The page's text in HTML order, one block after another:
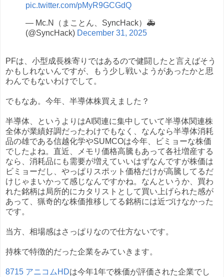
pic.twitter.com/pMyR9GCGdQ
— Mc.N（まことん、SyncHack）🚑
(@SyncHack) December 31, 2025
PFは、小型成長株寄りではあるので健闘したと言えばそう
かもしれないんですが、もう少し戦いようがあったかと思
わんでもないわけでして。
でもなあ。今年、半導体株買えました？
半導体、というよりはAI関連に集中していて半導体関連株
全体が業績好調だったわけでもなく、なんなら半導体消耗
品の雄である信越化学やSUMCOは今年、ビミョーな株価
でしたよね。直近、メモリ価格高騰もあって各社増産する
なら、消耗品にも需要が増えていいはずなんですが株価は
ビミョーだし、やっぱりスポット価格だけが高騰してるだ
けじゃまいかって感じなんですかね。なんというか、買わ
れた銘柄は局所的にカタリストとして買い上げられた感が
あって、猟奇的な株価推移してる銘柄には近づけなかった
です。
当方、相場感はさっぱりなので仕方ないです。
持株で特徴的だった企業をみていきます。
8715 アニコムHDは今年1年で株価が評価された企業でし